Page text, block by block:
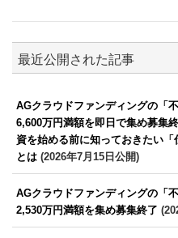
最近公開された記事
AGクラウドファンディングの「
6,600万円満額を即日で集め募集
資を始める前に知っておきたい
とは (2026年7月15日公開)
AGクラウドファンディングの「
2,530万円満額を集め募集終了